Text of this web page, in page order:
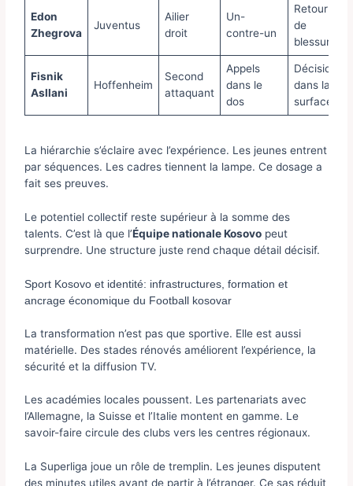
Edon
Zhegrova
Juventus
Ailier
droit
Un-
contre-un
Retour
de
blessure
Fisnik
Asllani
Hoffenheim
Second
attaquant
Appels
dans le
dos
Décisions
dans la
surface
La hiérarchie s’éclaire avec l’expérience. Les jeunes entrent
par séquences. Les cadres tiennent la lampe. Ce dosage a
fait ses preuves.
Le potentiel collectif reste supérieur à la somme des
talents. C’est là que l’Équipe nationale Kosovo peut
surprendre. Une structure juste rend chaque détail décisif.
Sport Kosovo et identité: infrastructures, formation et
ancrage économique du Football kosovar
La transformation n’est pas que sportive. Elle est aussi
matérielle. Des stades rénovés améliorent l’expérience, la
sécurité et la diffusion TV.
Les académies locales poussent. Les partenariats avec
l’Allemagne, la Suisse et l’Italie montent en gamme. Le
savoir-faire circule des clubs vers les centres régionaux.
La Superliga joue un rôle de tremplin. Les jeunes disputent
des minutes utiles avant de partir à l’étranger. Ce sas réduit